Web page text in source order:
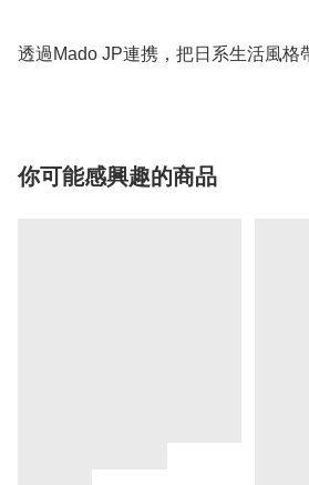
透過Mado JP連携，把日系生活風格
你可能感興趣的商品